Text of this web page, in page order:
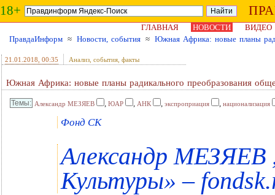
18+
ГЛАВНАЯ НОВОСТИ
ВИДЕО
ПравдаИнформ ≈ Новости, события ≈ Южная Африка: новые планы
21.01.2018 , 00:35 Анализ, события, факты
Южная Африка: новые планы радикального преобразования
Александр МЕЗЯЕВ , ЮАР , АНК , экспроприация , национализация
Фонд СК
Александр МЕЗЯЕВ
Культуры» –